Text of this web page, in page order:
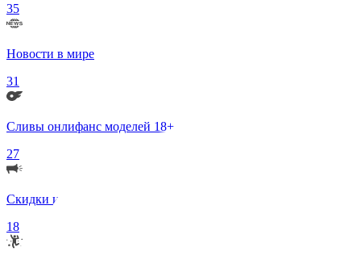
35
Новости в мире
31
Сливы онлифанс моделей 18+
27
Скидки и Акции
18